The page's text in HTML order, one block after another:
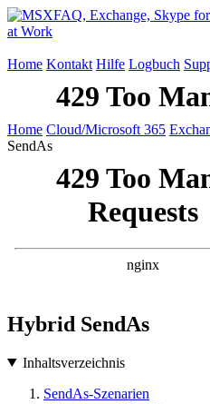
Home Kontakt Hilfe Logbuch
Home Cloud/Microsoft 365
SendAs
Hybrid SendAs
Inhaltsverzeichnis
SendAs-Szenarien